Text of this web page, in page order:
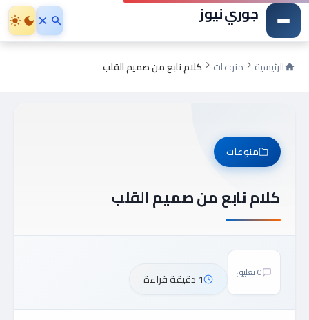
جوري نيوز
الرئيسية منوعات كلام نابع من صميم القلب
منوعات
كلام نابع من صميم القلب
0 تعليق 1 دقيقة قراءة